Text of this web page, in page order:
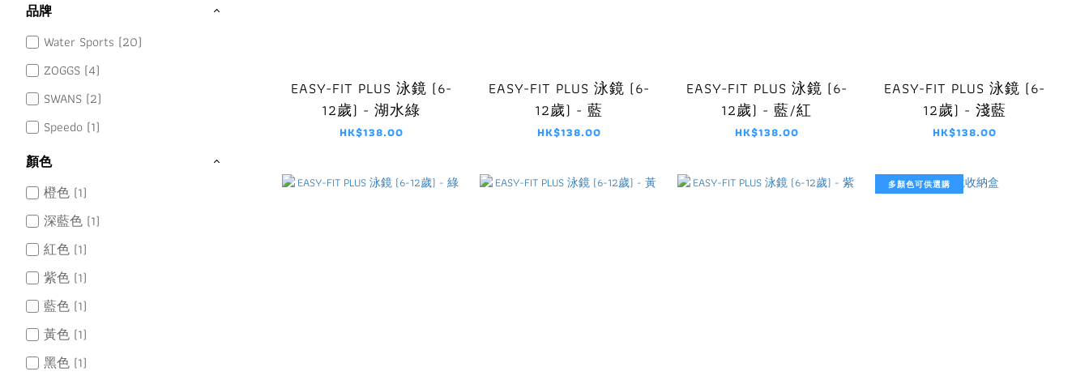
品牌
Water Sports (20)
ZOGGS (4)
SWANS (2)
Speedo (1)
顏色
橙色 (1)
深藍色 (1)
紅色 (1)
紫色 (1)
藍色 (1)
黃色 (1)
黑色 (1)
EASY-FIT PLUS 泳鏡 (6-
12歲) - 湖水綠
HK$138.00
EASY-FIT PLUS 泳鏡 (6-
12歲) - 藍
HK$138.00
EASY-FIT PLUS 泳鏡 (6-
12歲) - 藍/紅
HK$138.00
EASY-FIT PLUS 泳鏡 (6-
12歲) - 淺藍
HK$138.00
多顏色可供選購